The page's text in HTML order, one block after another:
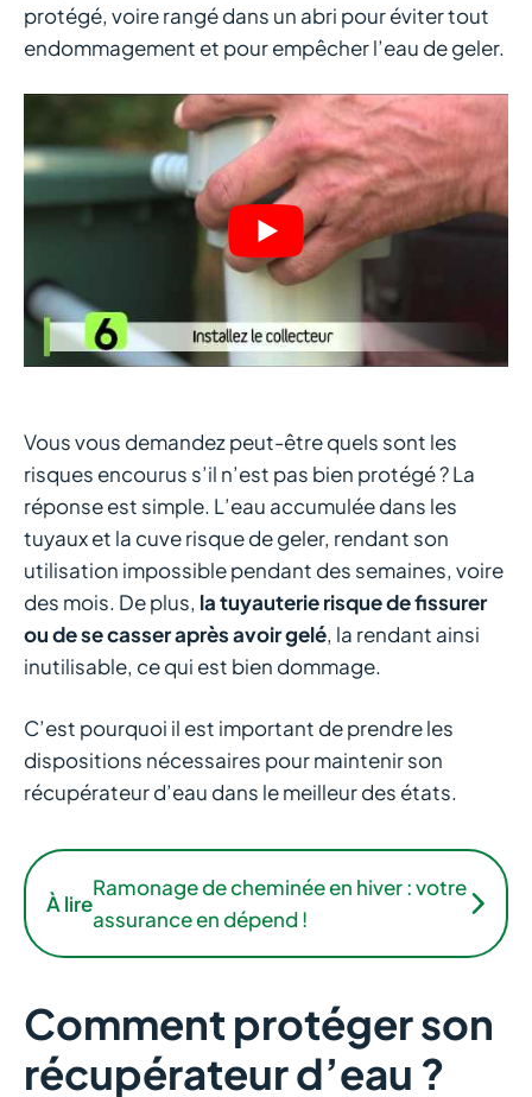
protégé, voire rangé dans un abri pour éviter tout
endommagement et pour empêcher l’eau de geler.
Vous vous demandez peut-être quels sont les
risques encourus s’il n’est pas bien protégé ? La
réponse est simple. L’eau accumulée dans les
tuyaux et la cuve risque de geler, rendant son
utilisation impossible pendant des semaines, voire
des mois. De plus, la tuyauterie risque de fissurer
ou de se casser après avoir gelé, la rendant ainsi
inutilisable, ce qui est bien dommage.
C’est pourquoi il est important de prendre les
dispositions nécessaires pour maintenir son
récupérateur d’eau dans le meilleur des états.
À lire
Ramonage de cheminée en hiver : votre
assurance en dépend !
Comment protéger son
récupérateur d’eau ?